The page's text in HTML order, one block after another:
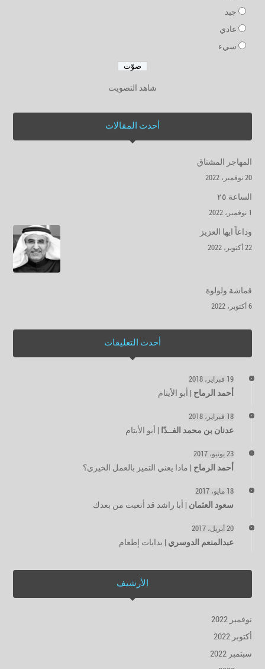
جيد
عادي
سيء
شاهد التصويت
أحدث المقالات
المهاجر المشتاق
20 نوفمبر، 2022
الساعة ٢٥
1 نوفمبر، 2022
وداعاً ايها العزيز
22 أكتوبر، 2022
قماشة ولولوة
6 أكتوبر، 2022
أحدث التعليقات
19 فبراير، 2018
أحمد الرماح أبو الأيتام
18 فبراير، 2018
عدنان بن محمد الفــدّا أبو الأيتام
23 يونيو، 2017
أحمد الرماح ماذا يعني التميز بالعمل الخيري؟
18 مايو، 2017
سعود العثمان أبا راشد قد أتعبت من بعدك
20 أبريل، 2017
عبدالمنعم الدوسري بدايات إطعام
الأرشيف
نوفمبر 2022
أكتوبر 2022
سبتمبر 2022